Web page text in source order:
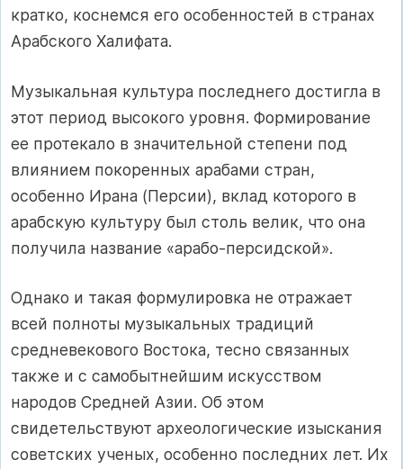
кратко, коснемся его особенностей в странах
Арабского Халифата.
Музыкальная культура последнего достигла в
этот период высокого уровня. Формирование
ее протекало в значительной степени под
влиянием покоренных арабами стран,
особенно Ирана (Персии), вклад которого в
арабскую культуру был столь велик, что она
получила название «арабо-персидской».
Однако и такая формулировка не отражает
всей полноты музыкальных традиций
средневекового Востока, тесно связанных
также и с самобытнейшим искусством
народов Средней Азии. Об этом
свидетельствуют археологические изыскания
советских ученых, особенно последних лет. Их